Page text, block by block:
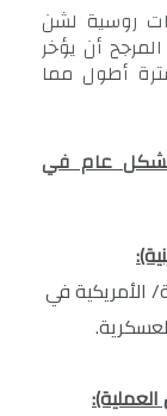
روسية لشن
أن يؤخر
أطول مما
بشكل عام في
:
الأمريكية في
العملية):